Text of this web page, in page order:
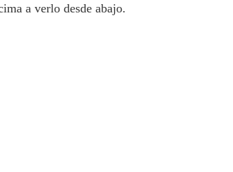
a verlo desde abajo.